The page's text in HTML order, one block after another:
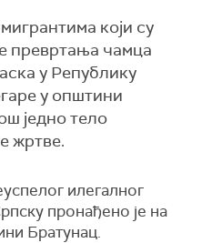
који су
превртања чамца
у Републику
у општини
једно тело
жртве.
илегалног
пронађено је на
Братунац.